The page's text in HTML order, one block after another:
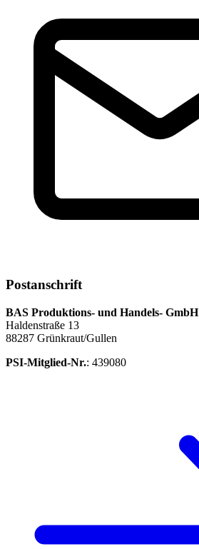
Postanschrift
BAS Produktions- und Handels- GmbH
Haldenstraße 13
88287 Grünkraut/Gullen
PSI-Mitglied-Nr.: 439080